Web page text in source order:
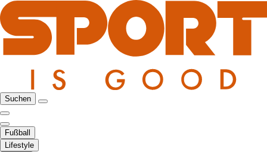
Suchen
Fußball
Lifestyle